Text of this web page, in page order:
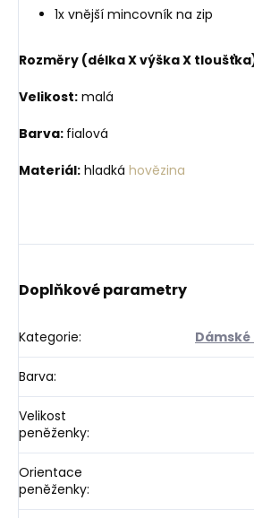
1x vnější mincovník na zip
Rozměry (délka X výška X
Velikost: malá
Barva: fialová
Materiál: hladká hovězina
Doplňkové parametry
Kategorie:
Barva:
Velikost
peněženky:
Orientace
peněženky: